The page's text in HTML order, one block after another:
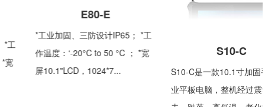
*工
宽
E80-E
*工业加固、三防设计IP65； *工
作温度：‘-20°C to 50 °C ； *宽
屏10.1"LCD，1024*7...
S10-C
S10-C是一款10.1寸加固
业平板电脑，整机经过震